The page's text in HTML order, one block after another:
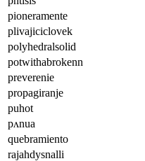
pioneramente
plivajiciclovek
polyhedralsolid
potwithabrokenn
preverenie
propagiranje
puhot
pʌnua
quebramiento
rajahdysnalli